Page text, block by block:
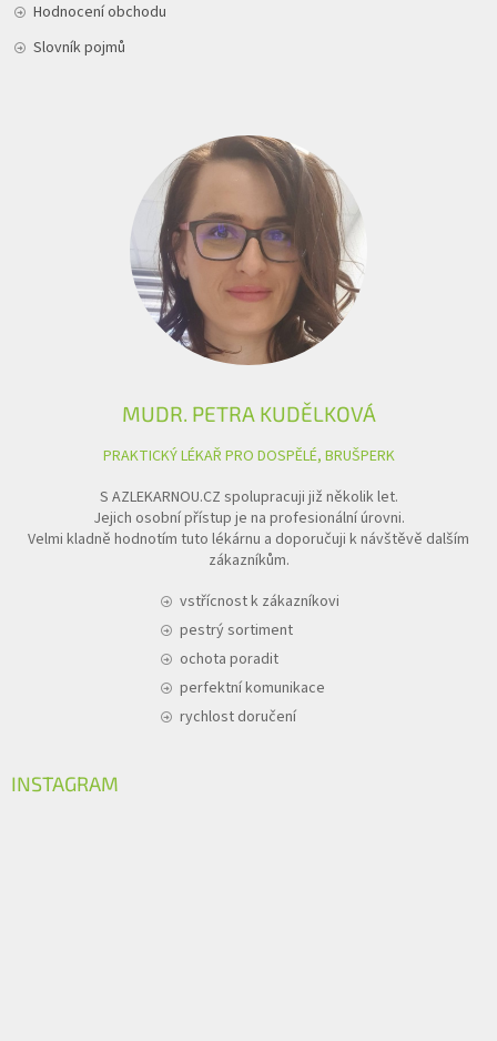
Hodnocení obchodu
Slovník pojmů
MUDR. PETRA KUDĚLKOVÁ
PRAKTICKÝ LÉKAŘ PRO DOSPĚLÉ, BRUŠPERK
S AZLEKARNOU.CZ spolupracuji již několik let.
Jejich osobní přístup je na profesionální úrovni.
Velmi kladně hodnotím tuto lékárnu a doporučuji k návštěvě dalším
zákazníkům.
vstřícnost k zákazníkovi
pestrý sortiment
ochota poradit
perfektní komunikace
rychlost doručení
INSTAGRAM